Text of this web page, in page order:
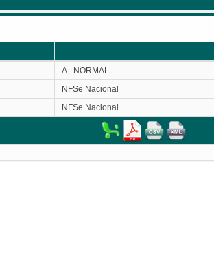
A - NORMAL
NFSe Nacional
NFSe Nacional